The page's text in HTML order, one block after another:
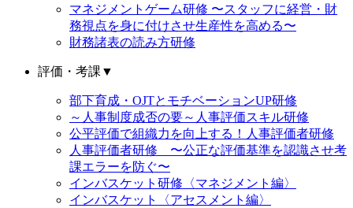
マネジメントゲーム研修 〜スタッフに経営・財
務視点を身に付けさせ生産性を高める〜
財務諸表の読み方研修
評価・考課 ▼
部下育成・OJTとモチベーションUP研修
～人事制度成否の要～人事評価スキル研修
公平評価で組織力を向上する！人事評価者研修
人事評価者研修 〜公正な評価基準を認識させ考
課エラーを防ぐ〜
インバスケット研修〈マネジメント編〉
インバスケット〈アセスメント編〉